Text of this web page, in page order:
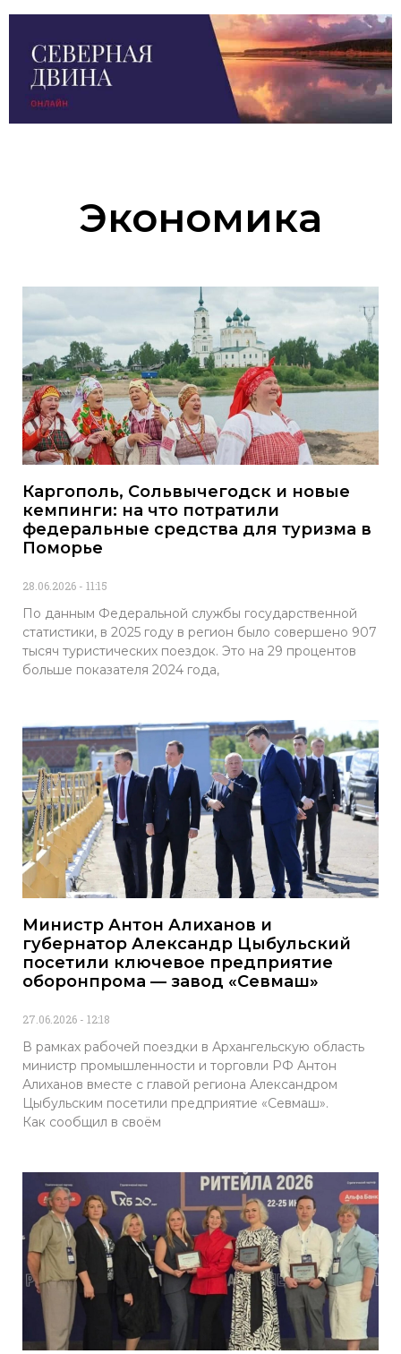
Экономика
Каргополь, Сольвычегодск и новые
кемпинги: на что потратили
федеральные средства для туризма в
Поморье
28.06.2026 11:15
По данным Федеральной службы государственной
статистики, в 2025 году в регион было совершено 907
тысяч туристических поездок. Это на 29 процентов
больше показателя 2024 года,
Министр Антон Алиханов и
губернатор Александр Цыбульский
посетили ключевое предприятие
оборонпрома — завод «Севмаш»
27.06.2026 12:18
В рамках рабочей поездки в Архангельскую область
министр промышленности и торговли РФ Антон
Алиханов вместе с главой региона Александром
Цыбульским посетили предприятие «Севмаш».
Как сообщил в своём